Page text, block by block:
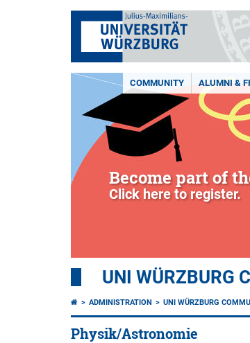
COMMUNITY ALUMNI &
Become part of
Click here to register.
UNI WÜRZBURG
ADMINISTRATION UNI WÜRZBURG
Physik/Astronomie